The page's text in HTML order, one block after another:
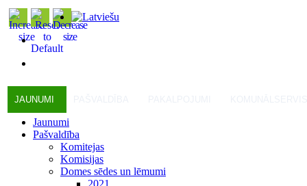
JAUNUMI
Jaunumi
Pašvaldība
Komitejas
Komisijas
Domes sēdes un lēmumi